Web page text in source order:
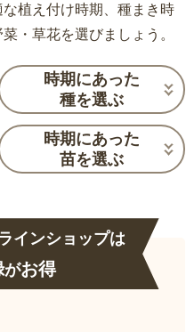
植え付け時期、種まき時
・草花を選びましょう。
時期にあった
種を選ぶ
時期にあった
苗を選ぶ
インショップは
がお得